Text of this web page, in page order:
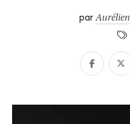
parAurélien